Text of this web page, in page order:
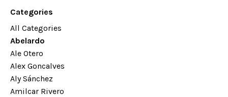
Categories
All Categories
Abelardo
Ale Otero
Alex Goncalves
Aly Sánchez
Amilcar Rivero